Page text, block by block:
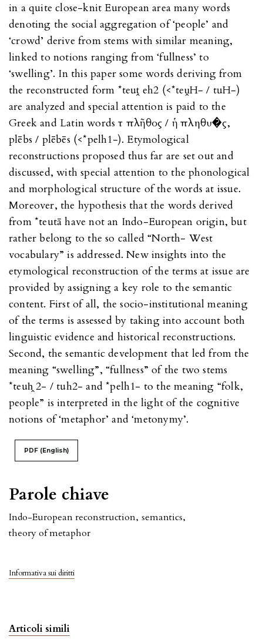
Parole chiave
Indo-European reconstruction, semantics,
theory of metaphor
Informativa sui diritti
in a quite close-knit European area many words
denoting the social aggregation of ‘people’ and
‘crowd’ derive from stems with similar meaning,
linked to notions ranging from ‘fullness’ to
‘swelling’. In this paper some words deriving from
the reconstructed form *teuṱ eh2 (<*teṷH- / tuH-)
are analyzed and special attention is paid to the
Greek and Latin words τὸ πλῆθος / ἡ πληθυ�ς,
plēbs / plēbēs (<*pelh1-). Etymological
reconstructions proposed thus far are set out and
discussed, with special attention to the phonological
and morphological structure of the words at issue.
Moreover, the hypothesis that the words derived
from *teutā have not an Indo-European origin, but
rather belong to the so called “North- West
vocabulary” is addressed. New insights into the
etymological reconstruction of the terms at issue are
provided by assigning a key role to the semantic
content. First of all, the socio-institutional meaning
of the terms is assessed by taking into account both
linguistic evidence and historical reconstructions.
Second, the semantic development that led from the
meaning “swelling”, “fullness” of the two stems
*teuh̭ 2- / tuh2- and *pelh1- to the meaning “folk,
people” is interpreted in the light of the cognitive
notions of ‘metaphor’ and ‘metonymy’.
PDF (English)
Articoli simili